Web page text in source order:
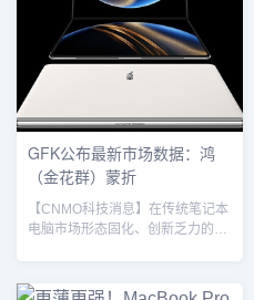
以及AirTag等产品有望迎来重要更
新。发布时间窗口回顾过去四年的
发布规律，苹果通常在10月中下旬
（以下为海外时间）公布新品。例
如：2021年10月18...
GFK公布最新市场数据：鸿
（金花群）蒙折
【CNMO科技消息】在传统笔记本
电脑市场形态固化、创新乏力的当
内部数据，2025年6月，华为